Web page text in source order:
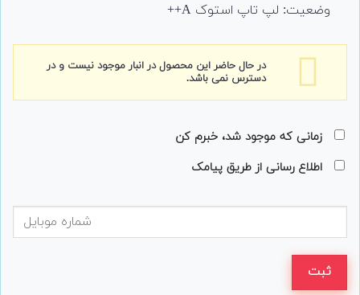
وضعیت: لپ تاپ استوک A++
در حال حاضر این محصول در انبار موجود نیست و در
دسترس نمی باشد.
زمانی که موجود شد، خبرم کن
اطلاع رسانی از طریق پیامک
ثبت